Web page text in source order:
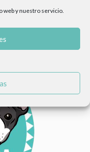
web y nuestro servicio.